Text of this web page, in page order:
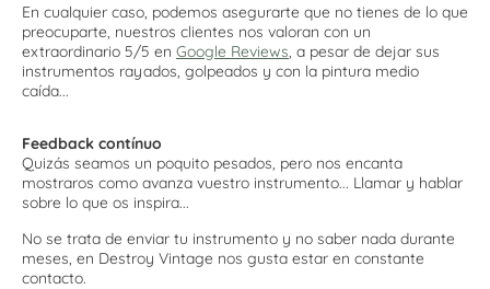
En cualquier caso, podemos asegurarte que no tienes de lo que
preocuparte, nuestros clientes nos valoran con un
extraordinario 5/5 en Google Reviews, a pesar de dejar sus
instrumentos rayados, golpeados y con la pintura medio
caída...
Feedback contínuo
Quizás seamos un poquito pesados, pero nos encanta
mostraros como avanza vuestro instrumento... Llamar y hablar
sobre lo que os inspira...
No se trata de enviar tu instrumento y no saber nada durante
meses, en Destroy Vintage nos gusta estar en constante
contacto.